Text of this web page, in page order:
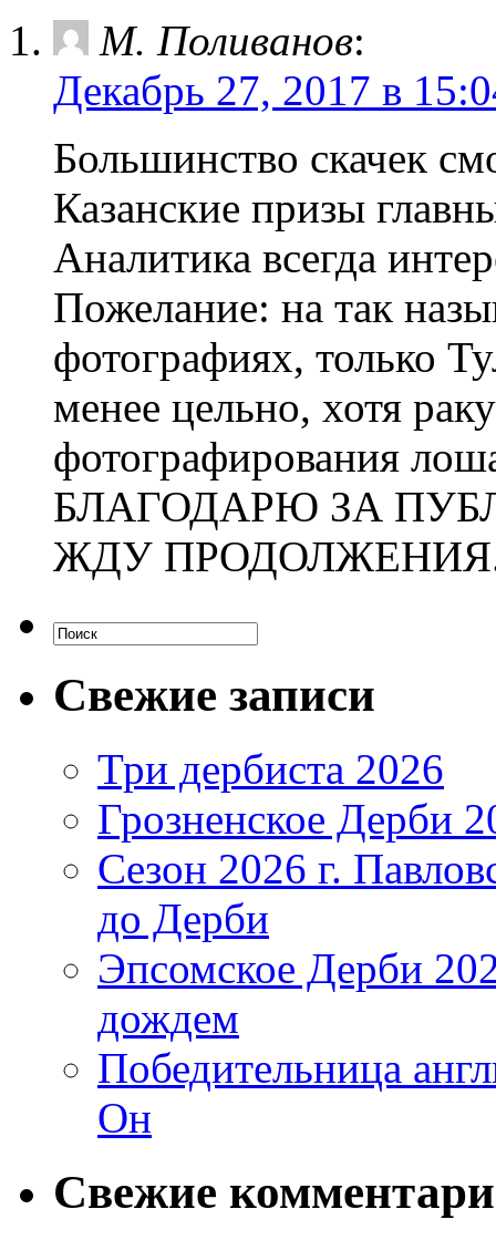
М. Поливанов:
Декабрь 27, 2017 в
Большинство скачек
Казанские призы
Аналитика всегда
Пожелание: на так
фотографиях, только
менее цельно, хотя
фотографирования
БЛАГОДАРЮ ЗА
ЖДУ
Свежие записи
Три дербиста 2026
Грозненское Дерби
Сезон 2026 г.
до Дерби
Эпсомское Дерби
дождем
Победительница
Он
Свежие